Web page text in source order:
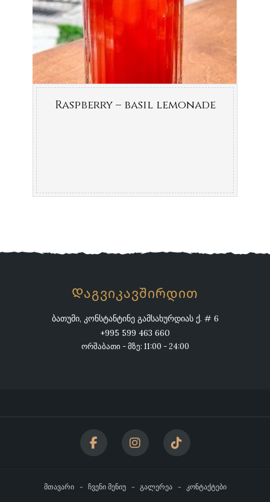
Raspberry – basil lemonade
Დაგვიკავშირდით
ბათუმი, კონსტანტინე გამსახურდიას ქ. # 6
+995 599 463 660
ორშაბათი - მზე: 11:00 - 24:00
მთავარი ჩვენი მენიუ გალერეა კონტაქტები